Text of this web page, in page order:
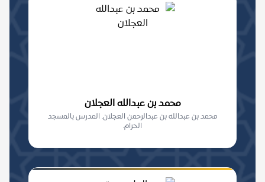
محمد بن عبدالله العجلان
محمد بن عبدالله بن عبدالرحمن العجلان. المدرس بالمسجد
الحرام.